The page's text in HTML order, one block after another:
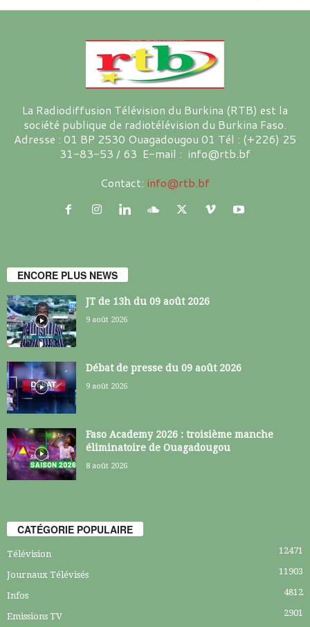
La Radiodiffusion Télévision du Burkina (RTB) est la
société publique de radiotélévision du Burkina Faso.
Adresse : 01 BP 2530 Ouagadougou 01 Tél : (+226) 25
31-83-53 / 63 E-mail : info@rtb.bf
Contact: info@rtb.bf
ENCORE PLUS NEWS
JT de 13h du 09 août 2026
9 août 2026
Débat de presse du 09 août 2026
9 août 2026
Faso Academy 2026 : troisième manche
éliminatoire de Ouagadougou
8 août 2026
CATÉGORIE POPULAIRE
Télévision 12471
Journaux Télévisés 11903
Infos 4812
Emissions TV 2901